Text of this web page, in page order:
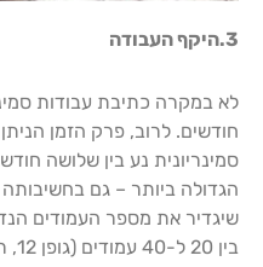
3.היקף העבודה
לא במקרה כתיבת עבודות
חודשים. לרוב, פרק הזמן
סמינריונית נע בין שלושה
הגדולה ביותר – גם
שיגדיר את מספר העמודים
בין 20 ל-40 עמודים (גופן 12, רווח 1.5).